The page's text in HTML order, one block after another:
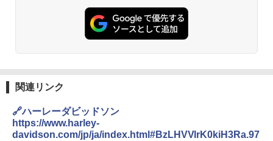
関連リンク
🔗ハーレーダビッドソン
https://www.harley-
davidson.com/jp/ja/index.html#BzLHVVlrK0kiH3Ra.97